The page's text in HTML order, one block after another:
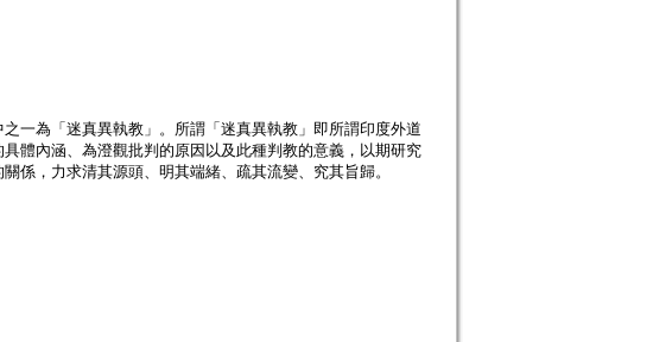
一為「迷真異執教」。所謂「迷真異執教」即所謂印度外道
體內涵、為澄觀批判的原因以及此種判教的意義，以期研究
係，力求清其源頭、明其端緒、疏其流變、究其旨歸。